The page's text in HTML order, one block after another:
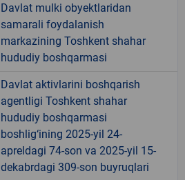
Davlat mulki obyektlaridan
samarali foydalanish
markazining Toshkent shahar
hududiy boshqarmasi
Davlat aktivlarini boshqarish
agentligi Toshkent shahar
hududiy boshqarmasi
boshlig‘ining 2025-yil 24-
apreldagi 74-son va 2025-yil 15-
dekabrdagi 309-son buyruqlari